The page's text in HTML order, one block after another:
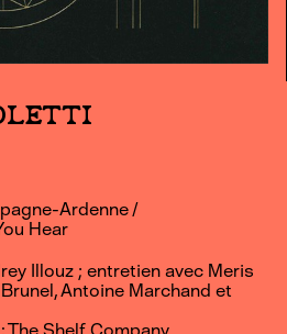
Ardenne /
Hear
Illouz ; entretien avec Meris
Antoine Marchand et